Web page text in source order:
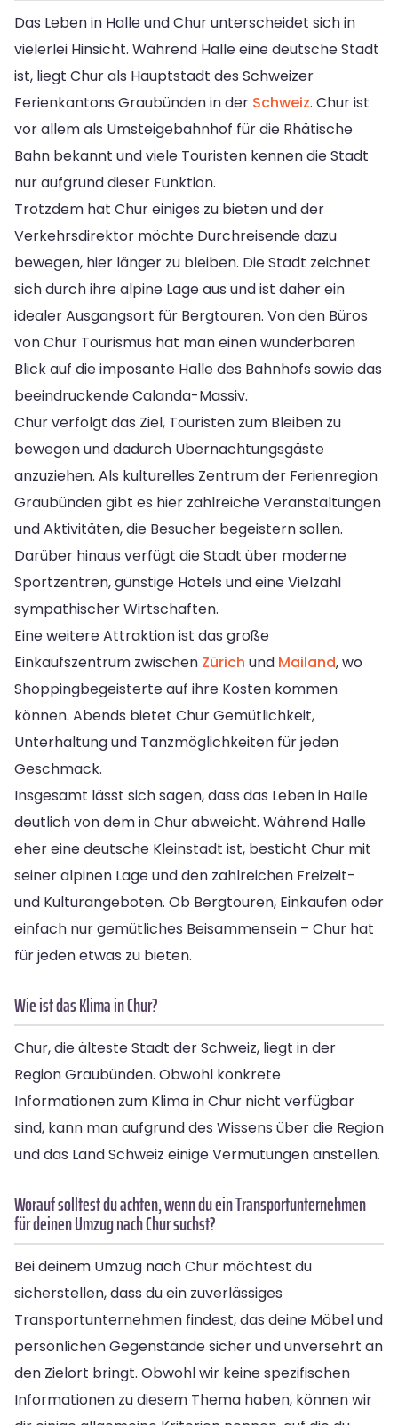
Das Leben in Halle und Chur unterscheidet sich in
vielerlei Hinsicht. Während Halle eine deutsche Stadt
ist, liegt Chur als Hauptstadt des Schweizer
Ferienkantons Graubünden in der Schweiz. Chur ist
vor allem als Umsteigebahnhof für die Rhätische
Bahn bekannt und viele Touristen kennen die Stadt
nur aufgrund dieser Funktion.
Trotzdem hat Chur einiges zu bieten und der
Verkehrsdirektor möchte Durchreisende dazu
bewegen, hier länger zu bleiben. Die Stadt zeichnet
sich durch ihre alpine Lage aus und ist daher ein
idealer Ausgangsort für Bergtouren. Von den Büros
von Chur Tourismus hat man einen wunderbaren
Blick auf die imposante Halle des Bahnhofs sowie das
beeindruckende Calanda-Massiv.
Chur verfolgt das Ziel, Touristen zum Bleiben zu
bewegen und dadurch Übernachtungsgäste
anzuziehen. Als kulturelles Zentrum der Ferienregion
Graubünden gibt es hier zahlreiche Veranstaltungen
und Aktivitäten, die Besucher begeistern sollen.
Darüber hinaus verfügt die Stadt über moderne
Sportzentren, günstige Hotels und eine Vielzahl
sympathischer Wirtschaften.
Eine weitere Attraktion ist das große
Einkaufszentrum zwischen Zürich und Mailand, wo
Shoppingbegeisterte auf ihre Kosten kommen
können. Abends bietet Chur Gemütlichkeit,
Unterhaltung und Tanzmöglichkeiten für jeden
Geschmack.
Insgesamt lässt sich sagen, dass das Leben in Halle
deutlich von dem in Chur abweicht. Während Halle
eher eine deutsche Kleinstadt ist, besticht Chur mit
seiner alpinen Lage und den zahlreichen Freizeit-
und Kulturangeboten. Ob Bergtouren, Einkaufen oder
einfach nur gemütliches Beisammensein – Chur hat
für jeden etwas zu bieten.
Wie ist das Klima in Chur?
Chur, die älteste Stadt der Schweiz, liegt in der
Region Graubünden. Obwohl konkrete
Informationen zum Klima in Chur nicht verfügbar
sind, kann man aufgrund des Wissens über die Region
und das Land Schweiz einige Vermutungen anstellen.
Worauf solltest du achten, wenn du ein Transportunternehmen
für deinen Umzug nach Chur suchst?
Bei deinem Umzug nach Chur möchtest du
sicherstellen, dass du ein zuverlässiges
Transportunternehmen findest, das deine Möbel und
persönlichen Gegenstände sicher und unversehrt an
den Zielort bringt. Obwohl wir keine spezifischen
Informationen zu diesem Thema haben, können wir